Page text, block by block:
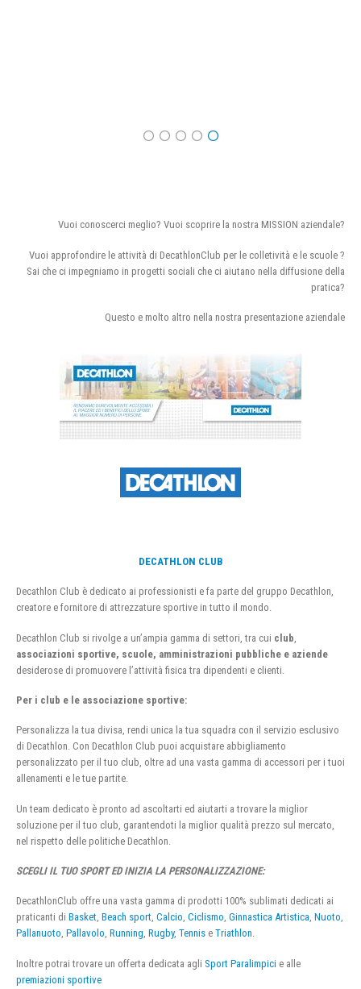
Vuoi conoscerci meglio? Vuoi scoprire la nostra MISSION aziendale?
Vuoi approfondire le attività di DecathlonClub per le colletività e le scuole ?
Sai che ci impegniamo in progetti sociali che ci aiutano nella diffusione della
pratica?
Questo e molto altro nella nostra presentazione aziendale
DECATHLON CLUB
Decathlon Club è dedicato ai professionisti e fa parte del gruppo Decathlon,
creatore e fornitore di attrezzature sportive in tutto il mondo.
Decathlon Club si rivolge a un’ampia gamma di settori, tra cui club
associazioni sportive, scuole, amministrazioni pubbliche e aziende
desiderose di promuovere l’attività fisica tra dipendenti e clienti.
Per i club e le associazione sportive:
Personalizza la tua divisa, rendi unica la tua squadra con il servizio esclusivo
di Decathlon. Con Decathlon Club puoi acquistare abbigliamento
personalizzato per il tuo club, oltre ad una vasta gamma di accessori per i tuoi
allenamenti e le tue partite.
Un team dedicato è pronto ad ascoltarti ed aiutarti a trovare la miglior
soluzione per il tuo club, garantendoti la miglior qualità prezzo sul mercato,
nel rispetto delle politiche Decathlon.
SCEGLI IL TUO SPORT ED INIZIA LA PERSONALIZZAZIONE:
DecathlonClub offre una vasta gamma di prodotti 100% sublimati dedicati ai
praticanti di Basket, Beach sport, Calcio, Ciclismo, Ginnastica Artistica, Nuoto,
Pallanuoto, Pallavolo, Running, Rugby, Tennis e Triathlon.
Inoltre potrai trovare un offerta dedicata agli Sport Paralimpici e alle
premiazioni sportive